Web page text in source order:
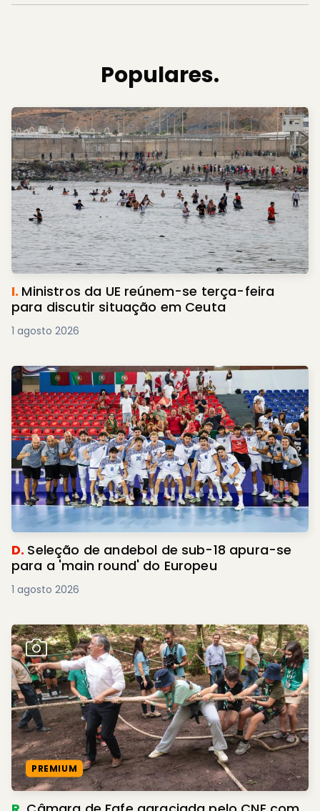
Populares.
I. Ministros da UE reúnem-se terça-feira
para discutir situação em Ceuta
1 agosto 2026
D. Seleção de andebol de sub-18 apura-se
para a 'main round' do Europeu
1 agosto 2026
PREMIUM